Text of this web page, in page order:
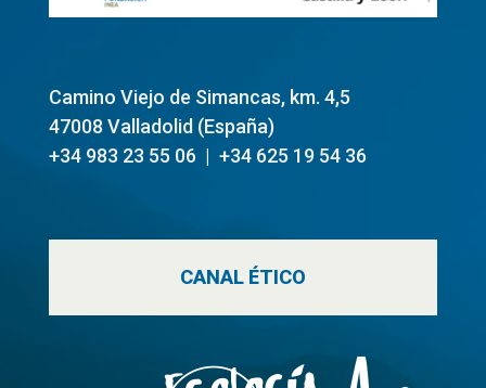
Camino Viejo de Simancas, km. 4,5
47008 Valladolid (España)
+34 983 23 55 06 | +34 625 19 54 36
CANAL ÉTICO